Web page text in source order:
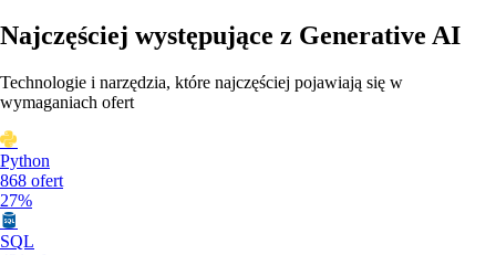
Najczęściej występujące z Generative AI
Technologie i narzędzia, które najczęściej pojawiają się w
wymaganiach ofert
Python
868 ofert
27%
SQL